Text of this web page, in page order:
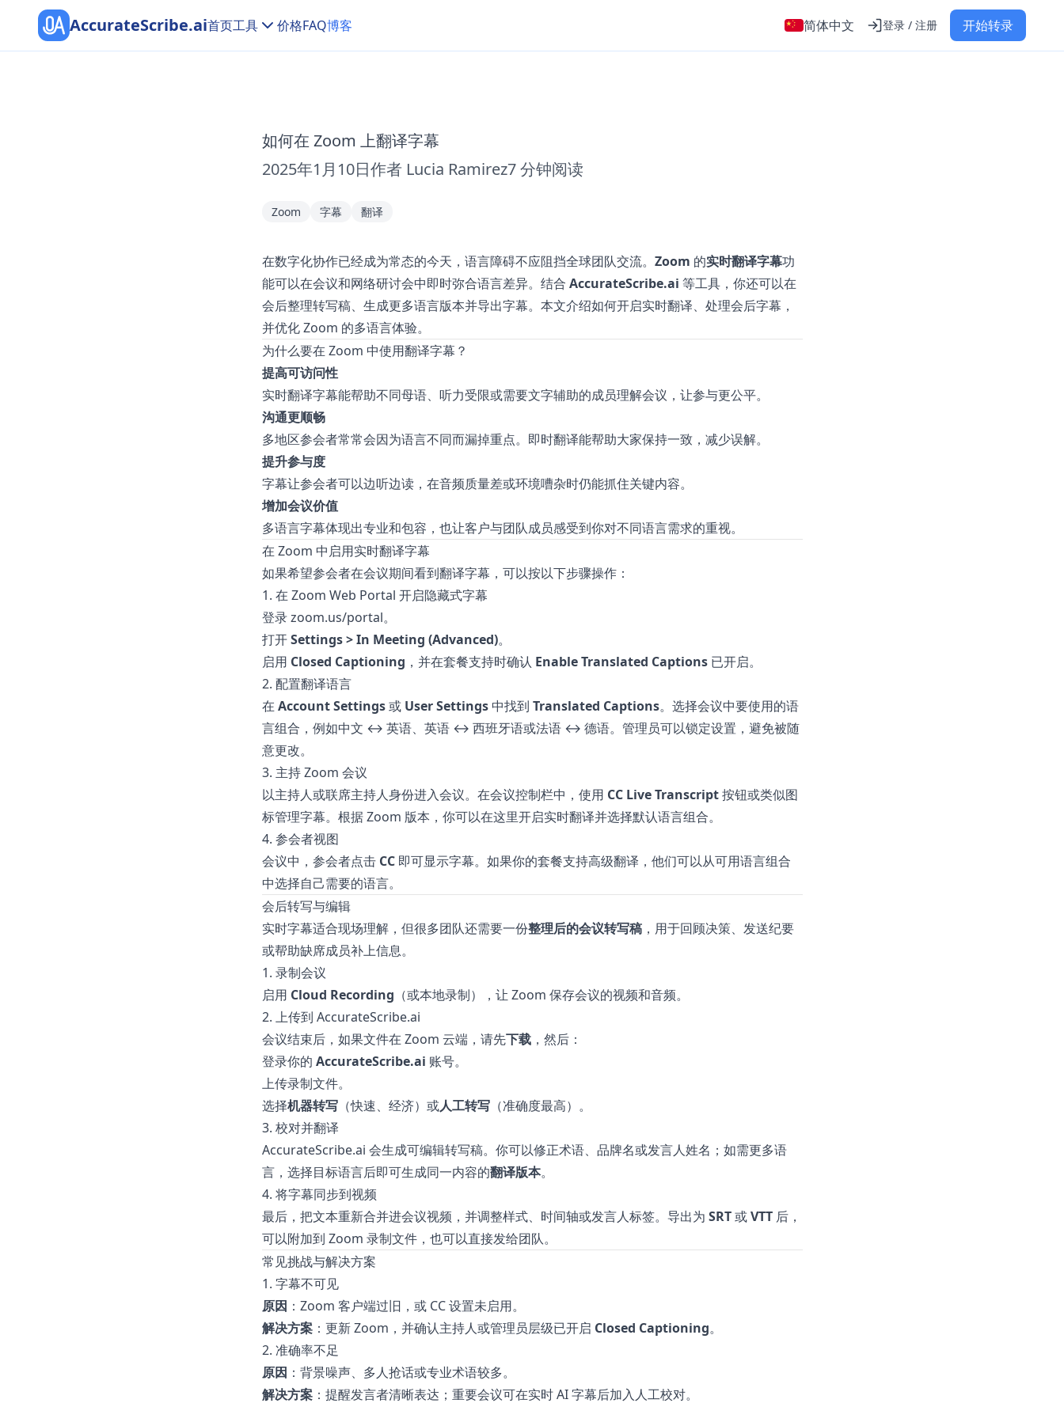
AccurateScribe.ai首页工具 价格FAQ博客 简体中文 登录 / 注册 开始转录
如何在 Zoom 上翻译字幕
2025年1月10日作者 Lucia Ramirez7 分钟阅读
Zoom 字幕 翻译
在数字化协作已经成为常态的今天，语言障碍不应阻挡全球团队交流。 Zoom 的实时翻译字幕功
能可以在会议和网络研讨会中即时弥合语言差异。结合 AccurateScribe.ai 等工具，你还可以在
会后整理转写稿、生成更多语言版本并导出字幕。本文介绍如何开启实时翻译、处理会后字幕，
并优化 Zoom 的多语言体验。
为什么要在 Zoom 中使用翻译字幕？
提高可访问性
实时翻译字幕能帮助不同母语、听力受限或需要文字辅助的成员理解会议，让参与更公平。
沟通更顺畅
多地区参会者常常会因为语言不同而漏掉重点。即时翻译能帮助大家保持一致，减少误解。
提升参与度
字幕让参会者可以边听边读，在音频质量差或环境嘈杂时仍能抓住关键内容。
增加会议价值
多语言字幕体现出专业和包容，也让客户与团队成员感受到你对不同语言需求的重视。
在 Zoom 中启用实时翻译字幕
如果希望参会者在会议期间看到翻译字幕，可以按以下步骤操作：
1. 在 Zoom Web Portal 开启隐藏式字幕
登录zoom.us/portal。
打开Settings > In Meeting (Advanced)。
启用 Closed Captioning ，并在套餐支持时确认 Enable Translated Captions已开启。
2. 配置翻译语言
在 Account Settings或 User Settings中找到 Translated Captions。选择会议中要使用的语
言组合，例如中文 ↔ 英语、英语 ↔ 西班牙语或法语 ↔ 德语。管理员可以锁定设置，避免被随
意更改。
3. 主持 Zoom 会议
以主持人或联席主持人身份进入会议。在会议控制栏中，使用 CC Live Transcript按钮或类似图
标管理字幕。根据 Zoom 版本，你可以在这里开启实时翻译并选择默认语言组合。
4. 参会者视图
会议中，参会者点击 CC即可显示字幕。如果你的套餐支持高级翻译，他们可以从可用语言组合
中选择自己需要的语言。
会后转写与编辑
实时字幕适合现场理解，但很多团队还需要一份整理后的会议转写稿，用于回顾决策、发送纪要
或帮助缺席成员补上信息。
1. 录制会议
启用 Cloud Recording （或本地录制），让 Zoom 保存会议的视频和音频。
2. 上传到 AccurateScribe.ai
会议结束后，如果文件在 Zoom 云端，请先下载，然后：
登录你的 AccurateScribe.ai 账号。
上传录制文件。
选择机器转写（快速、经济）或人工转写（准确度最高）。
3. 校对并翻译
AccurateScribe.ai 会生成可编辑转写稿。你可以修正术语、品牌名或发言人姓名；如需更多语
言，选择目标语言后即可生成同一内容的翻译版本。
4. 将字幕同步到视频
最后，把文本重新合并进会议视频，并调整样式、时间轴或发言人标签。导出为 SRT或VTT后，
可以附加到 Zoom 录制文件，也可以直接发给团队。
常见挑战与解决方案
1. 字幕不可见
原因 ：Zoom 客户端过旧，或 CC 设置未启用。
解决方案：更新 Zoom，并确认主持人或管理员层级已开启 Closed Captioning。
2. 准确率不足
原因 ：背景噪声、多人抢话或专业术语较多。
解决方案：提醒发言者清晰表达；重要会议可在实时 AI 字幕后加入人工校对。